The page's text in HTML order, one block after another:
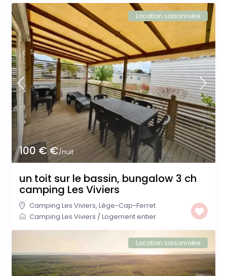
100 € €/nuit
Location saisonnière
un toit sur le bassin, bungalow 3 ch
camping Les Viviers
Camping Les Viviers,Lège-Cap-Ferret
Camping Les Viviers /Logement entier
Location saisonnière